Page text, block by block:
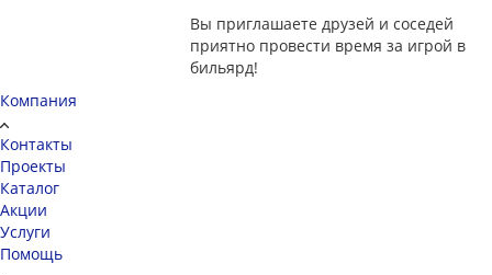
Вы приглашаете друзей и соседей
приятно провести время за игрой в
бильярд!
Компания
Контакты
Проекты
Каталог
Акции
Услуги
Помощь